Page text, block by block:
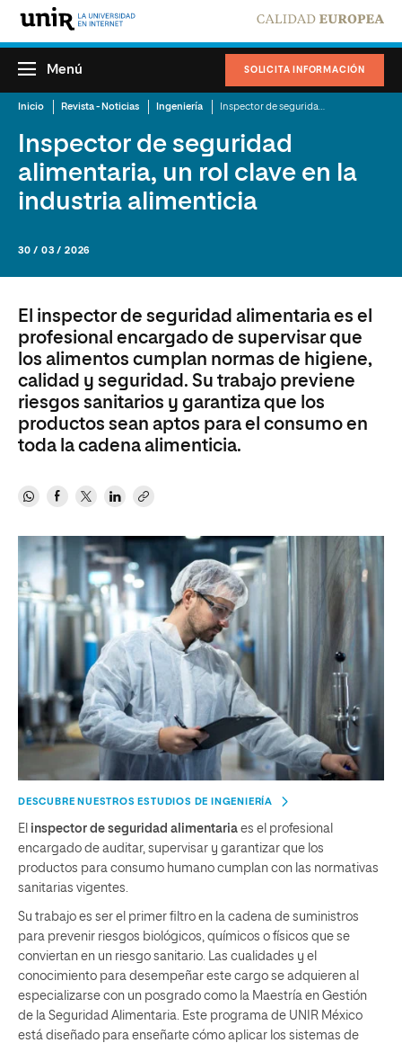
SOLICITA INFORMACIÓN
Menú
Inicio Revista - Noticias Ingeniería
Inspector de seguridad
alimentaria, un rol clave en la
industria alimenticia
30 / 03 / 2026
El inspector de seguridad alimentaria es el
profesional encargado de supervisar que
los alimentos cumplan normas de higiene,
calidad y seguridad. Su trabajo previene
riesgos sanitarios y garantiza que los
productos sean aptos para el consumo en
toda la cadena alimenticia.
DESCUBRE NUESTROS ESTUDIOS DE INGENIERÍA
El inspector de seguridad alimentaria es el profesional
encargado de auditar, supervisar y garantizar que los
productos para consumo humano cumplan con las normativas
sanitarias vigentes.
Su trabajo es ser el primer filtro en la cadena de suministros
para prevenir riesgos biológicos, químicos o físicos que se
conviertan en un riesgo sanitario. Las cualidades y el
conocimiento para desempeñar este cargo se adquieren al
especializarse con un posgrado como la Maestría en Gestión
de la Seguridad Alimentaria. Este programa de UNIR México
está diseñado para enseñarte cómo aplicar los sistemas de